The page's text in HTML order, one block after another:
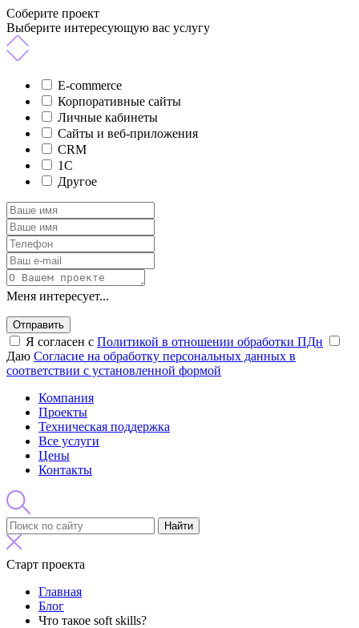
Соберите проект
Выберите интересующую вас услугу
E-commerce
Корпоративные сайты
Личные кабинеты
Сайты и веб-приложения
CRM
1C
Другое
Меня интересует...
Отправить
Я согласен с Политикой в отношении обработки ПДн
Даю Согласие на обработку персональных данных в
соответствии с установленной формой
Компания
Проекты
Техническая поддержка
Все услуги
Цены
Контакты
Найти
Старт проекта
Главная
Блог
Что такое soft skills?